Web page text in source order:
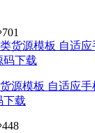
701
源模板 自适应
下载
448